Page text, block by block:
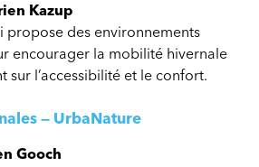
Kazup
propose des environnements
encourager la mobilité hivernale
sur l’accessibilité et le confort.
— UrbaNature
Gooch